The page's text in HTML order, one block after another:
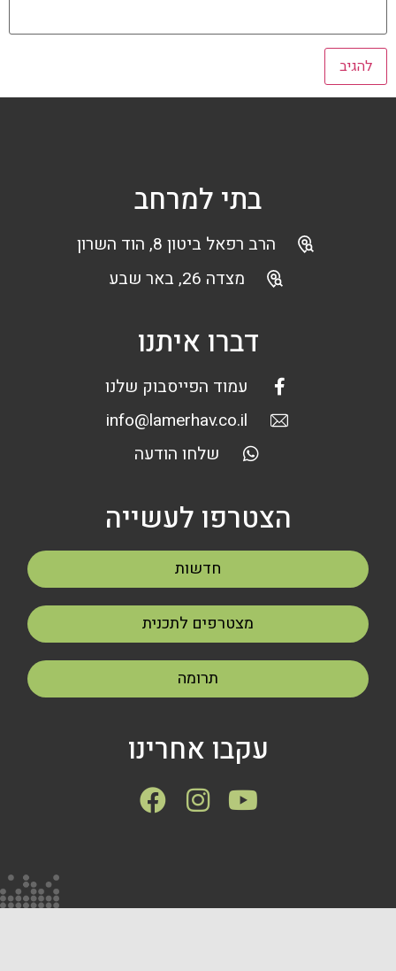
בתי למרחב
הרב רפאל ביטון 8, הוד השרון
מצדה 26, באר שבע
דברו איתנו
עמוד הפייסבוק שלנו
info@lamerhav.co.il
שלחו הודעה
הצטרפו לעשייה
חדשות
מצטרפים לתכנית
תרומה
עקבו אחרינו